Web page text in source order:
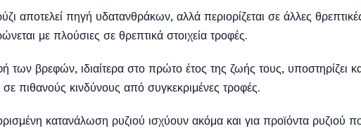
αποτελεί πηγή υδατανθράκων, αλλά περιορίζεται σε άλλες
με πλούσιες σε θρεπτικά στοιχεία τροφές.
των βρεφών, ιδιαίτερα στο πρώτο έτος της ζωής τους, υποστηρίζει
σε πιθανούς κινδύνους από συγκεκριμένες τροφές.
κατανάλωση ρυζιού ισχύουν ακόμα και για προϊόντα ρυζιού